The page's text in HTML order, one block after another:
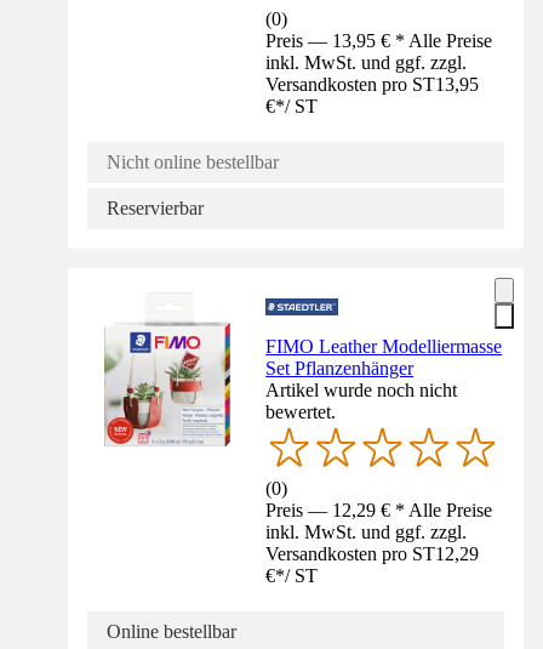
(0)
Preis — 13,95 € * Alle Preise
inkl. MwSt. und ggf. zzgl.
Versandkosten pro ST13,95
€*/ ST
Nicht online bestellbar
Reservierbar
FIMO Leather Modelliermasse
Set Pflanzenhänger
Artikel wurde noch nicht
bewertet.
(0)
Preis — 12,29 € * Alle Preise
inkl. MwSt. und ggf. zzgl.
Versandkosten pro ST12,29
€*/ ST
Online bestellbar